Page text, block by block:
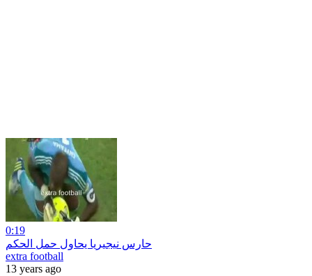
0:19
حارس نيجيريا يحاول حمل الحكم
extra football
13 years ago